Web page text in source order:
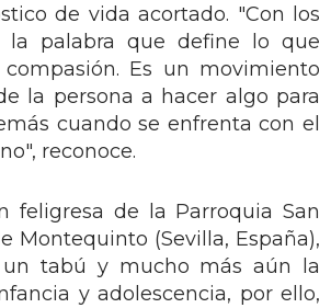
de vida acortado. "Con los
la palabra que define lo que
Es un movimiento
la persona a hacer algo para
cuando se enfrenta con el
reconoce.
feligresa de la Parroquia San
Montequinto (Sevilla, España),
tabú y mucho más aún la
y adolescencia, por ello,